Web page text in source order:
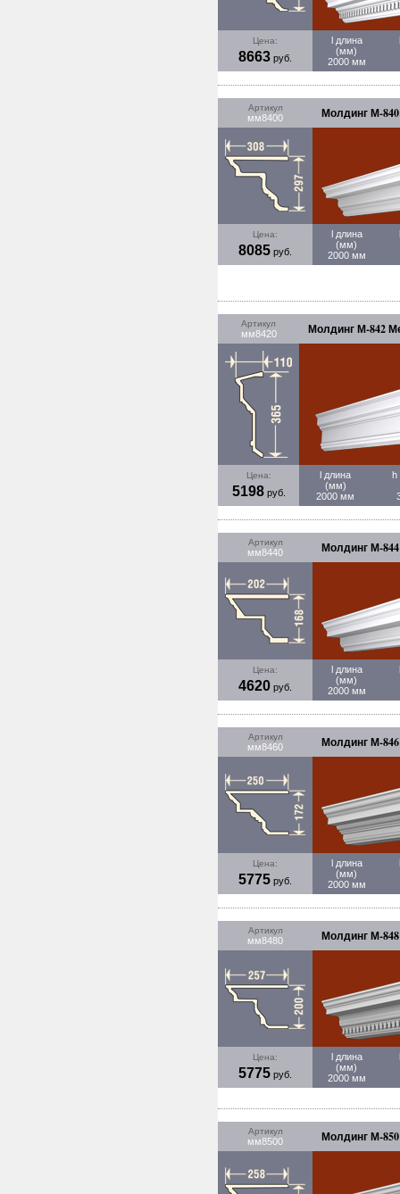
Цена:
8663 руб.
l длина
(мм)
2000 мм
Артикул
мм8400 Молдинг М-
Цена:
8085 руб.
l длина
(мм)
2000 мм
Артикул
мм8420 Молдинг М-842
Цена:
5198руб.
l длина
(мм)
2000 мм
h
Артикул
мм8440 Молдинг М-
Цена:
4620 руб.
l длина
(мм)
2000 мм
Артикул
мм8460 Молдинг М-
Цена:
5775 руб.
l длина
(мм)
2000 мм
Артикул
мм8480 Молдинг М-
Цена:
5775 руб.
l длина
(мм)
2000 мм
Артикул
мм8500 Молдинг М-